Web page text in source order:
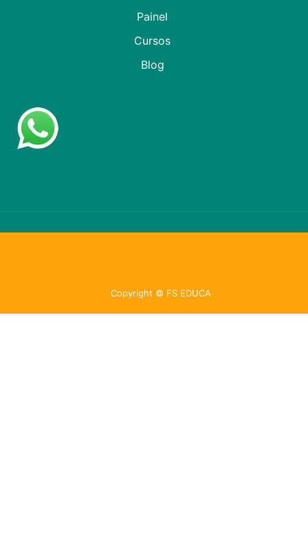
Painel
Cursos
Blog
Copyright © FS EDUCA